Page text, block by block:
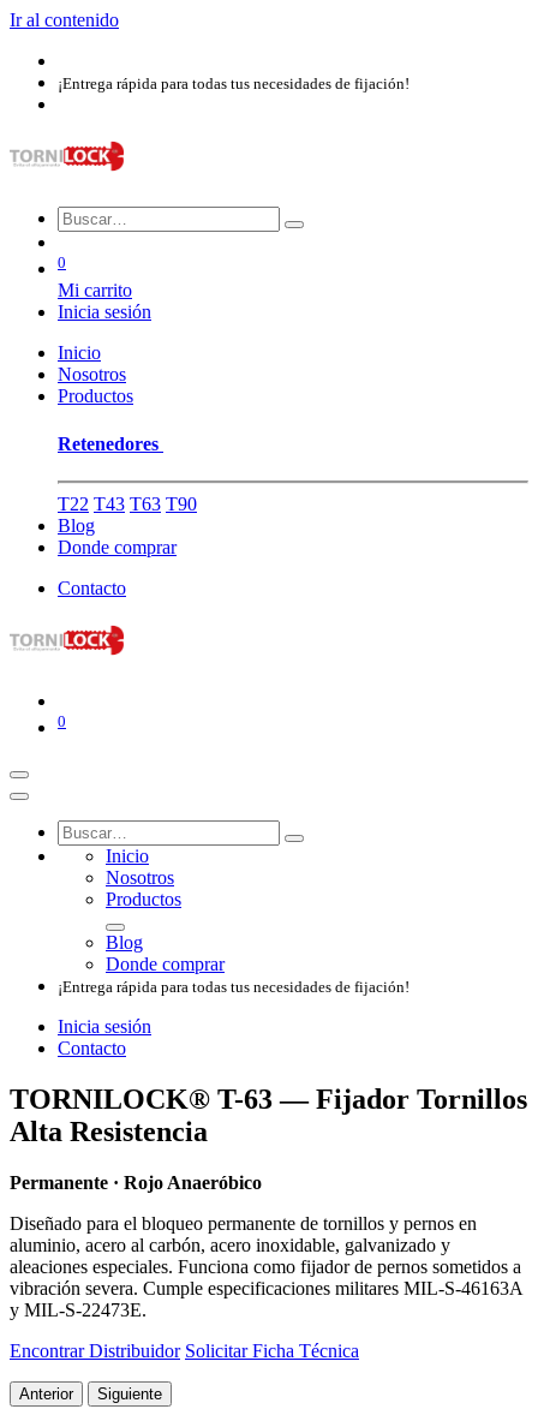
Ir al contenido
¡Entrega rápida para todas tus necesidades de fijación!
0
Mi carrito
Inicia sesión
Inicio
Nosotros​
Productos
Retenedores
T22 T43 T63 T90
Blog
Donde comprar
Contacto
0
Inicio
Nosotros​
Productos
Blog
Donde comprar
¡Entrega rápida para todas tus necesidades de fijación!
Inicia sesión
Contacto
TORNILOCK® T-63 — Fijador Tornillos
Alta Resistencia
Permanente · Rojo Anaeróbico
Diseñado para el bloqueo permanente de tornillos y pernos en
aluminio, acero al carbón, acero inoxidable, galvanizado y
aleaciones especiales. Funciona como fijador de pernos sometidos a
vibración severa. Cumple especificaciones militares MIL-S-46163A
y MIL-S-22473E.
Encontrar Distribuidor Solicitar Ficha Técnica
Anterior Siguiente